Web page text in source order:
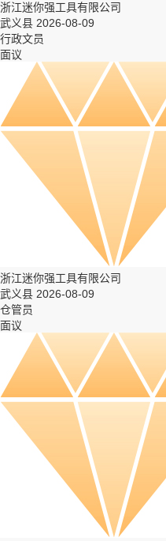
浙江迷你强工具有限公司
武义县 2026-08-09
行政文员
面议
浙江迷你强工具有限公司
武义县 2026-08-09
仓管员
面议